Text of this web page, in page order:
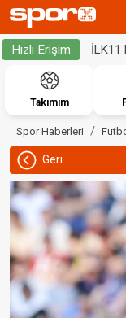
Hızlı Erişim İLK11
Takımım
Spor Haberleri
Geri